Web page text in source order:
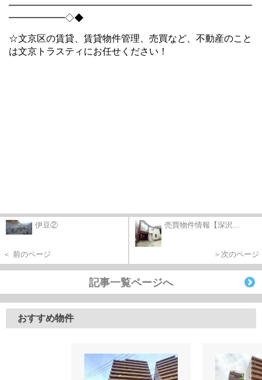
━━━━━━━━━━━━━━━━━━━━━━━━━━
━━━━━━◇◆
☆文京区の賃貸、賃貸物件管理、売買など、不動産のこと
は文京トラスティにお任せください！
伊豆②
＜ 前のページ
売買物件情報【深沢...
＞次のページ
記事一覧ページへ
おすすめ物件